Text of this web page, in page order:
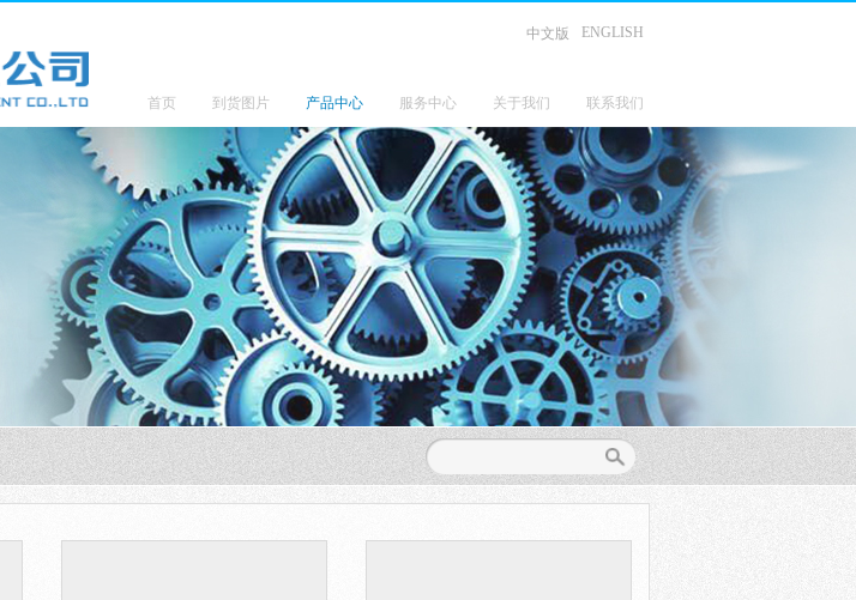
中文版 ENGLISH
首页 到货图片 产品中心 服务中心 关于我们 联系我们